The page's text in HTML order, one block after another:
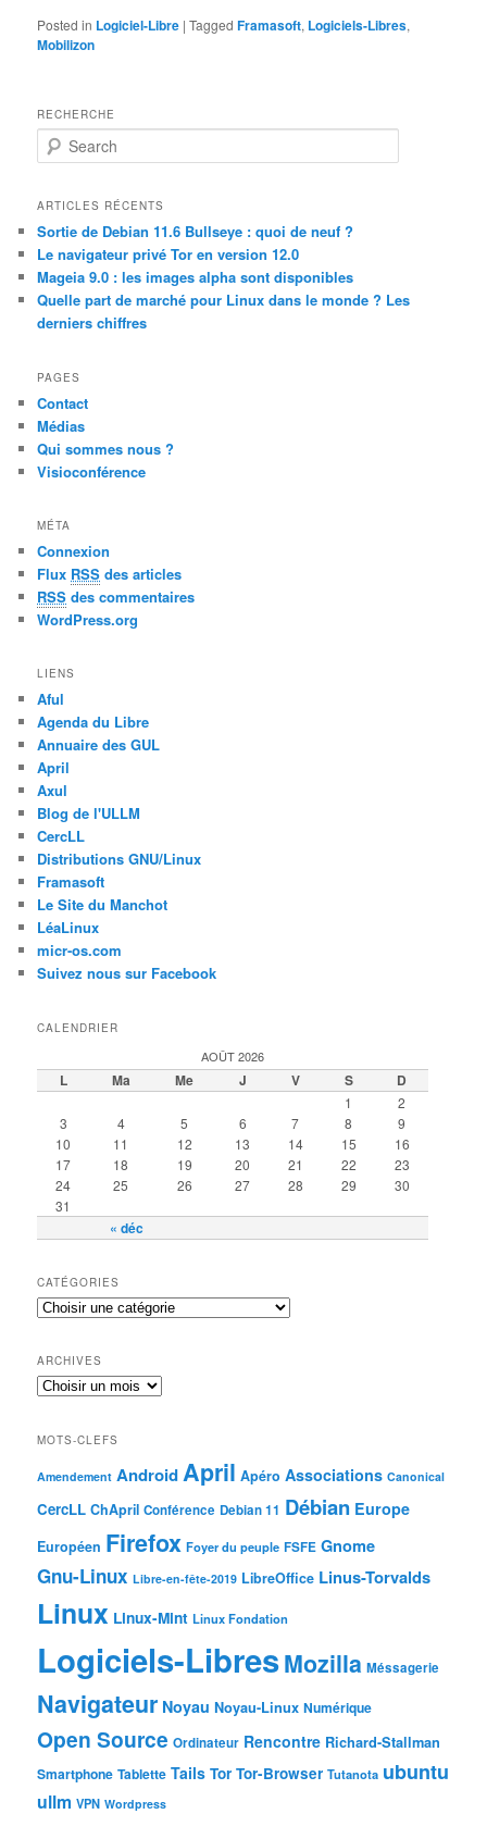
Posted in Logiciel-Libre |Tagged Framasoft, Logiciels-Libres,
Mobilizon
RECHERCHE
e
r
h
ARTICLES RÉCENTS
Sortie de Debian 11.6 Bullseye : quoi de neuf ?
Le navigateur privé Tor en version 12.0
Mageia 9.0 : les images alpha sont disponibles
Quelle part de marché pour Linux dans le monde ? Les
derniers chiffres
PAGES
Contact
Médias
Qui sommes nous ?
Visioconférence
MÉTA
Connexion
Flux RSS des articles
RSS des commentaires
WordPress.org
LIENS
Aful
Agenda du Libre
Annuaire des GUL
April
Axul
Blog de l'ULLM
CercLL
Distributions GNU/Linux
Framasoft
Le Site du Manchot
LéaLinux
micr-os.com
Suivez nous sur Facebook
CALENDRIER
AOÛT 2026
L Ma Me J V S D
« déc
1
2
3
4 5 6 7 8
9
10
11 12 13 14 15
16
17
18 19 20 21 22
23
24
25 26 27 28 29
30
31
CATÉGORIES
ARCHIVES
MOTS-CLEFS
Amendement AndroidApril Apéro Associations Canonical
CercLL ChApril Conférence Debian 11 Débian Europe
Européen Firefox Foyer du peuple FSFE Gnome
Gnu-Linux Libre-en-fête-2019 LibreOffice Linus-Torvalds
Linux Linux-Mint Linux Fondation
Logiciels-LibresMozilla Méssagerie
Navigateur Noyau Noyau-Linux Numérique
Open Source Ordinateur Rencontre Richard-Stallman
Smartphone Tablette Tails Tor Tor-Browser Tutanota ubuntu
ullm VPN Wordpress